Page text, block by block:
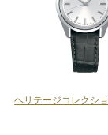
ヘリテージコレクシ